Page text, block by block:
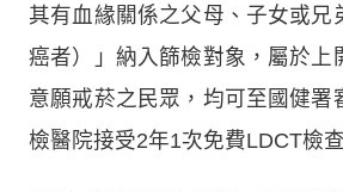
其有血緣關係之父母、子女或兄
癌者）」納入篩檢對象，屬於上
意願戒菸之民眾，均可至國健署
檢醫院接受2年1次免費LDCT檢查